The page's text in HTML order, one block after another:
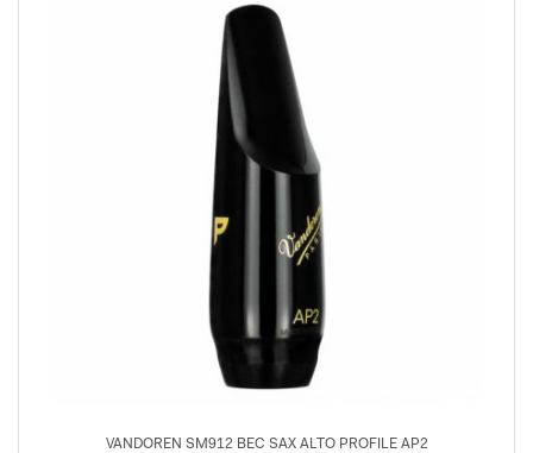
VANDOREN SM912 BEC SAX ALTO PROFILE AP2